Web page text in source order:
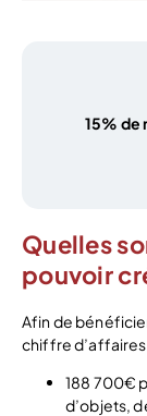
15%
Quelles
pouvoir
Afin de
chiffre d’affaires
188 700€
d’objets,